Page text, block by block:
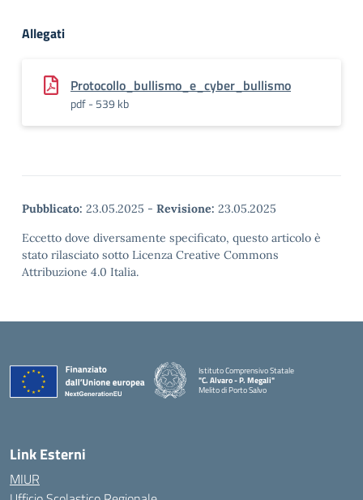
Allegati
Protocollo_bullismo_e_cyber_bullismo
pdf - 539 kb
Pubblicato: 23.05.2025 - Revisione: 23.05.2025
Eccetto dove diversamente specificato, questo articolo è
stato rilasciato sotto Licenza Creative Commons
Attribuzione 4.0 Italia.
Istituto Comprensivo Statale
"C. Alvaro - P. Megali"
Melito di Porto Salvo
Link Esterni
MIUR